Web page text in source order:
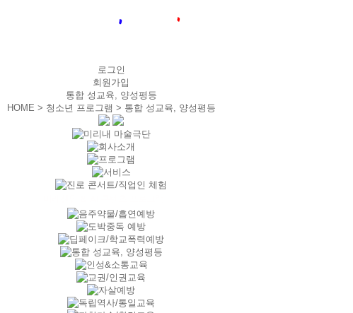
로그인
회원가입
통합 성교육, 양성평등
HOME > 청소년 프로그램 > 통합 성교육, 양성평등